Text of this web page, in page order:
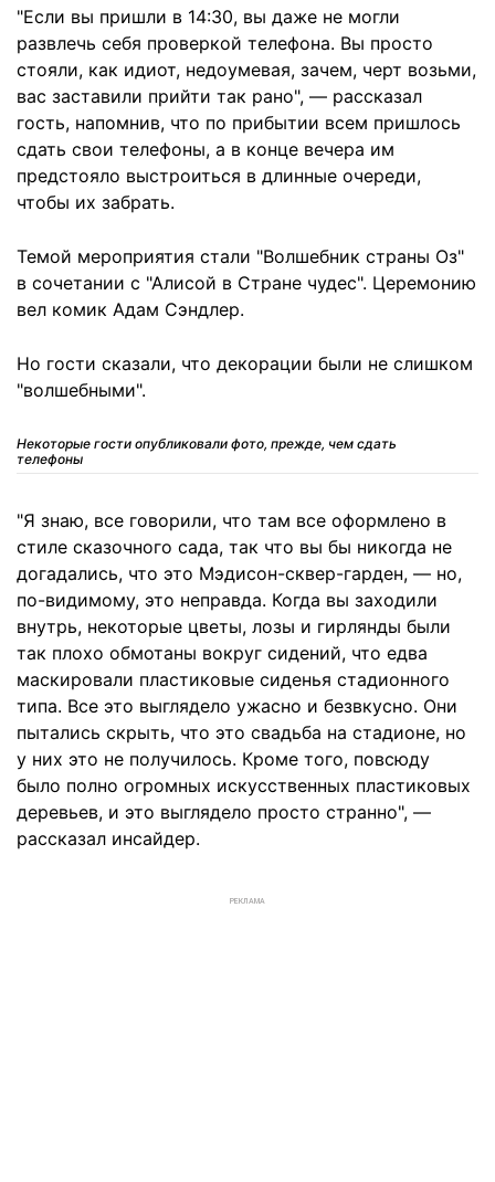
"Если вы пришли в 14:30, вы даже не могли
развлечь себя проверкой телефона. Вы просто
стояли, как идиот, недоумевая, зачем, черт возьми,
вас заставили прийти так рано", — рассказал
гость, напомнив, что по прибытии всем пришлось
сдать свои телефоны, а в конце вечера им
предстояло выстроиться в длинные очереди,
чтобы их забрать.
Темой мероприятия стали "Волшебник страны Оз"
в сочетании с "Алисой в Стране чудес". Церемонию
вел комик Адам Сэндлер.
Но гости сказали, что декорации были не слишком
"волшебными".
Некоторые гости опубликовали фото, прежде, чем сдать
телефоны
"Я знаю, все говорили, что там все оформлено в
стиле сказочного сада, так что вы бы никогда не
догадались, что это Мэдисон-сквер-гарден, — но,
по-видимому, это неправда. Когда вы заходили
внутрь, некоторые цветы, лозы и гирлянды были
так плохо обмотаны вокруг сидений, что едва
маскировали пластиковые сиденья стадионного
типа. Все это выглядело ужасно и безвкусно. Они
пытались скрыть, что это свадьба на стадионе, но
у них это не получилось. Кроме того, повсюду
было полно огромных искусственных пластиковых
деревьев, и это выглядело просто странно", —
рассказал инсайдер.
РЕКЛАМА